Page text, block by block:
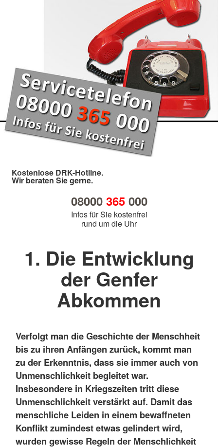
Kostenlose DRK-Hotline.
Wir beraten Sie gerne.
08000 365000
Infos für Sie kostenfrei
rund um die Uhr
1. Die Entwicklung
der Genfer
Abkommen
Verfolgt man die Geschichte der Menschheit
bis zu ihren Anfängen zurück, kommt man
zu der Erkenntnis, dass sie immer auch von
Unmenschlichkeit begleitet war.
Insbesondere in Kriegszeiten tritt diese
Unmenschlichkeit verstärkt auf. Damit das
menschliche Leiden in einem bewaffneten
Konflikt zumindest etwas gelindert wird,
wurden gewisse Regeln der Menschlichkeit